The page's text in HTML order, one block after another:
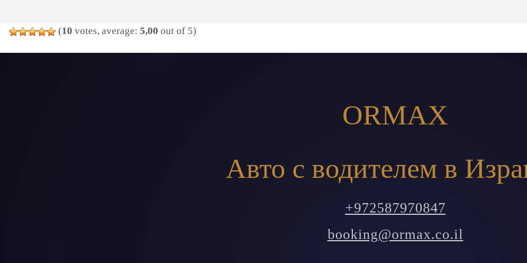
(10 votes, average: 5,00 out of 5)
ORMAX
Авто с водителем в
+972587970847
booking@ormax.co.il